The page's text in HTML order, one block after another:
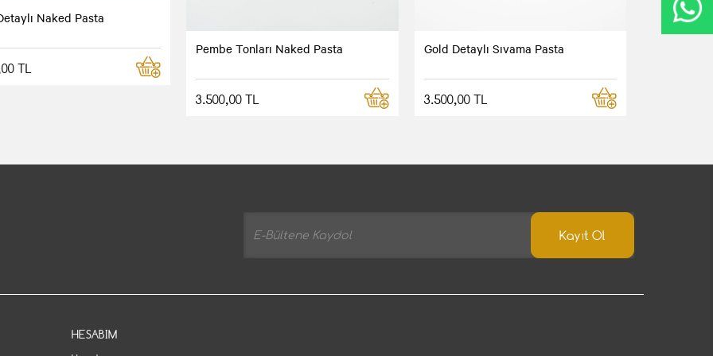
Naked Pasta
TL
Pembe Tonları Naked Pasta
3.500,00 TL
Gold Detaylı Sıvama Pasta
3.500,00 TL
Kayıt Ol
HESABIM